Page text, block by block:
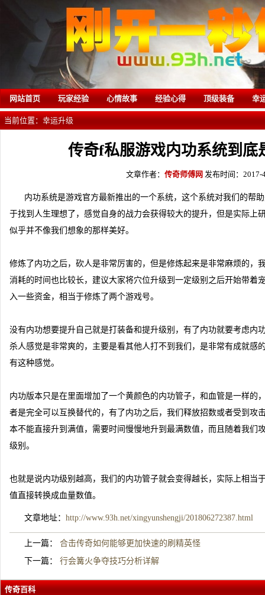
网站首页 玩家经验 心情故事 经验心得 顶级装备 幸
当前位置： 幸运升级
传奇f私服游戏内功系统到底
文章作者： 传奇师傅网 发布时间：2017-
内功系统是游戏官方最新推出的一个系统，这个系统对我们的帮
于找到人生理想了，感觉自身的战力会获得较大的提升，但是实际上
似乎并不像我们想象的那样美好。
修炼了内功之后，砍人是非常厉害的，但是修炼起来是非常麻烦的，
消耗的时间也比较长，建议大家将穴位升级到一定级别之后开始带着
入一些资金，相当于修炼了两个游戏号。
没有内功想要提升自己就是打装备和提升级别，有了内功就要考虑内
杀人感觉是非常爽的，主要是看其他人打不到我们，是非常有成就感
有这种感觉。
内功版本只是在里面增加了一个黄颜色的内功管子，和血管是一样的
者是完全可以互换替代的，有了内功之后，我们释放招数或者受到攻
本不能直接升到满值，需要时间慢慢地升到最满数值，而且随着我们
级别。
也就是说内功级别越高，我们的内功管子就会变得越长，实际上相当
值直接转换成血量数值。
文章地址： http://www.93h.net/xingyunshengji/201806272387.html
上一篇： 合击传奇如何能够更加快速的刷精英怪
下一篇： 行会篝火争夺技巧分析详解
传奇百科